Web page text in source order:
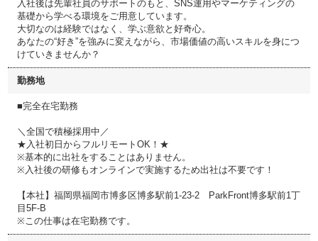
入社後は先輩社員のサポートのもと、SNS運用やマーケティングの
基礎から学べる環境をご用意しています。
大切なのは経験ではなく、学ぶ意欲と好奇心。
あなたの“好き”を強みに変えながら、市場価値の高いスキルを身につ
けていきませんか？
勤務地
■完全在宅勤務
＼全国で積極採用中／
★入社初日からフルリモートOK！★
※基本的に出社をすることはありません。
※入社後の研修もオンラインで実施するため出社は不要です！
【本社】福岡県福岡市博多区博多駅前1-23-2 ParkFront博多駅前1丁
目5F-B
※この仕事は在宅勤務です。